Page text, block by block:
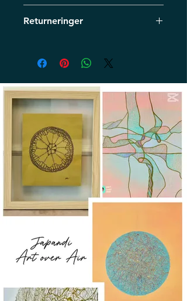
meditativ maleri, løveporten 888
hverdage. Ved forudbestillinger aftaler
Returneringer
modtagelse af returneringen.